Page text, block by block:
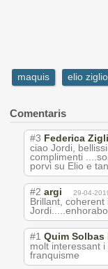
maquis elio
Comentaris
#3 Federica
ciao Jordi,
complimenti
porvi su Elio e
#2 argi 29-04-
Brillant,
#1 Quim Solbas
molt interessant i
franquisme